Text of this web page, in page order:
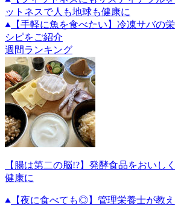
ットネスで人も地球も健康に
【手軽に魚を食べたい】冷凍サバの
シピをご紹介
週間ランキング
【腸は第二の脳!?】発酵食品をおいし
健康に
【夜に食べても◎】管理栄養士が教